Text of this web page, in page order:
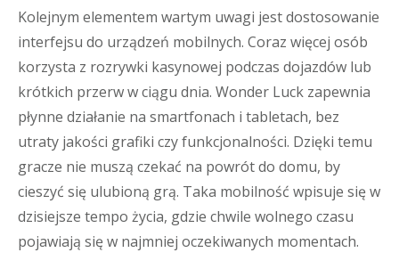
Kolejnym elementem wartym uwagi jest dostosowanie
interfejsu do urządzeń mobilnych. Coraz więcej osób
korzysta z rozrywki kasynowej podczas dojazdów lub
krótkich przerw w ciągu dnia. Wonder Luck zapewnia
płynne działanie na smartfonach i tabletach, bez
utraty jakości grafiki czy funkcjonalności. Dzięki temu
gracze nie muszą czekać na powrót do domu, by
cieszyć się ulubioną grą. Taka mobilność wpisuje się w
dzisiejsze tempo życia, gdzie chwile wolnego czasu
pojawiają się w najmniej oczekiwanych momentach.